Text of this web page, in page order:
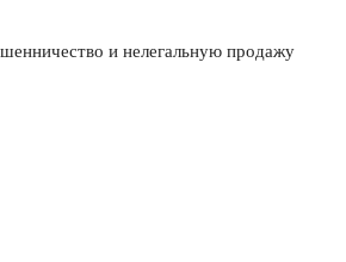
и нелегальную продажу